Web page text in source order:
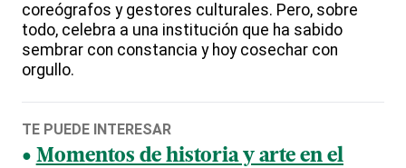
coreógrafos y gestores culturales. Pero, sobre
todo, celebra a una institución que ha sabido
sembrar con constancia y hoy cosechar con
orgullo.
TE PUEDE INTERESAR
Momentos de historia y arte en el